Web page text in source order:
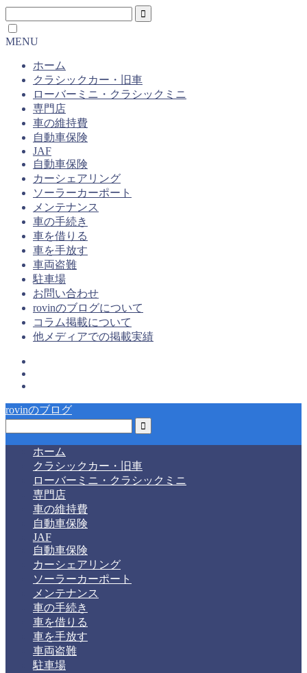
MENU
ホーム
クラシックカー・旧車
ローバーミニ・クラシックミニ
専門店
車の維持費
自動車保険
JAF
自動車保険
カーシェアリング
ソーラーカーポート
メンテナンス
車の手続き
車を借りる
車を手放す
車両盗難
駐車場
お問い合わせ
rovinのブログについて
コラム掲載について
他メディアでの掲載実績
rovinのブログ
ホーム
クラシックカー・旧車
ローバーミニ・クラシックミニ
専門店
車の維持費
自動車保険
JAF
自動車保険
カーシェアリング
ソーラーカーポート
メンテナンス
車の手続き
車を借りる
車を手放す
車両盗難
駐車場